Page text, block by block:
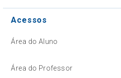
Acessos
Área do Aluno
Área do Professor